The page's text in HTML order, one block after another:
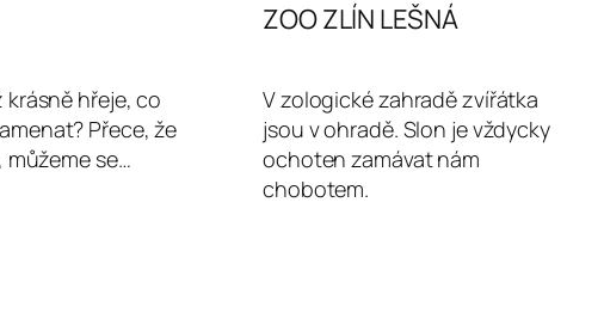
hřeje, co
Přece, že
se…
ZOO ZLÍN LEŠNÁ
V zologické zahradě zvířátka
jsou v ohradě. Slon je vždycky
ochoten zamávat nám
chobotem.